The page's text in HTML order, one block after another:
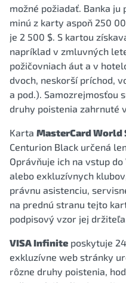
možné požiadať. Banka
minú z karty aspoň 250
je 2 500 $. S kartou
napríklad v zmluvných
požičovniach áut a v
dvoch, neskorší príchod,
a pod.). Samozrejmosťou
druhy poistenia zahrnuté
Karta MasterCard World
Centurion Black určená
Oprávňuje ich na vstup
alebo exkluzívnych
právnu asistenciu,
na prednú stranu tejto
podpisový vzor jej
VISA Infinite poskytuje
exkluzívne web stránky
rôzne druhy poistenia,